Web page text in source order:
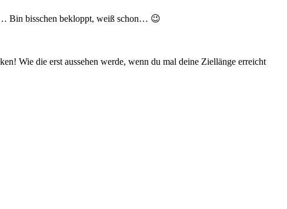
Bin bisschen bekloppt, weiß schon… 😉
Wie die erst aussehen werde, wenn du mal deine Ziellänge erreicht